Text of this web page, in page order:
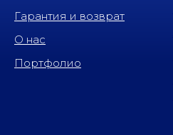
Гарантия и возврат
О нас
Портфолио